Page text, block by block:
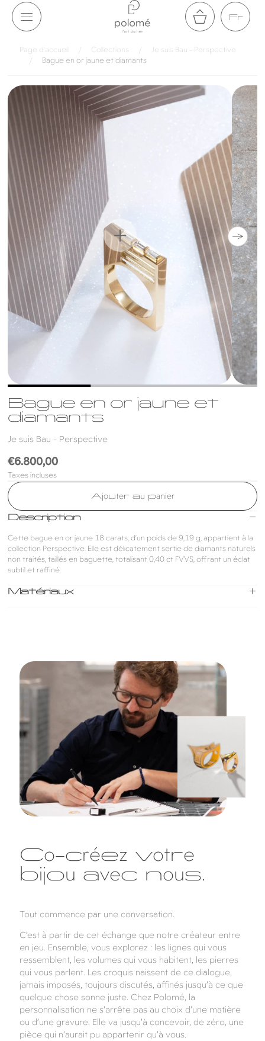
Aller au
contenu
Panier Fr
Page d'accueil / Collections /
Je suis Bau - Perspective
/
Bague en or jaune et diamants
Bague en or jaune et
diamants
Je suis Bau - Perspective
Prix
habituel
€6.800,00
Taxes incluses
Ajouter au panier
Description
Cette bague en or jaune 18 carats, d’un poids de 9,19 g, appartient à la
collection Perspective. Elle est délicatement sertie de diamants naturels
non traités, taillés en baguette, totalisant 0,40 ct FVVS, offrant un éclat
subtil et raffiné.
Matériaux
Co-créez votre
bijou avec nous.
Tout commence par une conversation.
C’est à partir de cet échange que notre créateur entre
en jeu. Ensemble, vous explorez : les lignes qui vous
ressemblent, les volumes qui vous habitent, les pierres
qui vous parlent. Les croquis naissent de ce dialogue,
jamais imposés, toujours discutés, affinés jusqu’à ce que
quelque chose sonne juste. Chez Polomé, la
personnalisation ne s’arrête pas au choix d’une matière
ou d’une gravure. Elle va jusqu’à concevoir, de zéro, une
pièce qui n’aurait pu appartenir qu’à vous.